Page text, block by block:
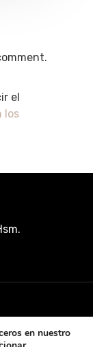
el
los
en nuestro